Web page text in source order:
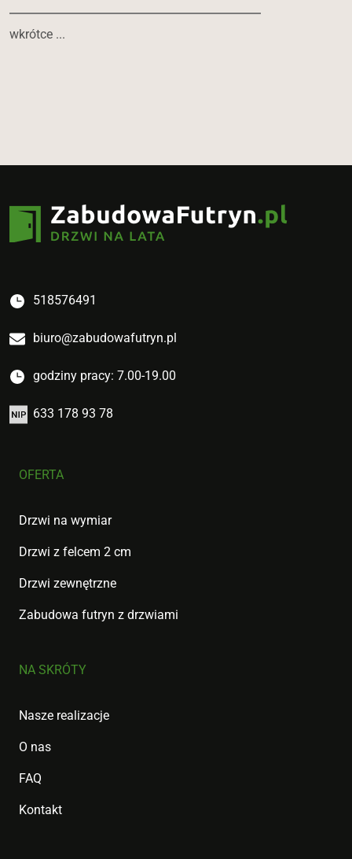
wkrótce ...
518576491
biuro@zabudowafutryn.pl
godziny pracy: 7.00-19.00
633 178 93 78
OFERTA
Drzwi na wymiar
Drzwi z felcem 2 cm
Drzwi zewnętrzne
Zabudowa futryn z drzwiami
NA SKRÓTY
Nasze realizacje
O nas
FAQ
Kontakt